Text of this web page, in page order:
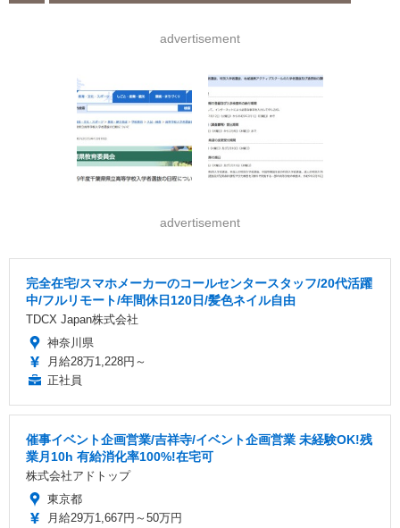
advertisement
advertisement
完全在宅/スマホメーカーのコールセンタースタッフ/20代活躍
中/フルリモート/年間休日120日/髪色ネイル自由
TDCX Japan株式会社
神奈川県
月給28万1,228円～
正社員
催事イベント企画営業/吉祥寺/イベント企画営業 未経験OK!残
業月10h 有給消化率100%!在宅可
株式会社アドトップ
東京都
月給29万1,667円～50万円